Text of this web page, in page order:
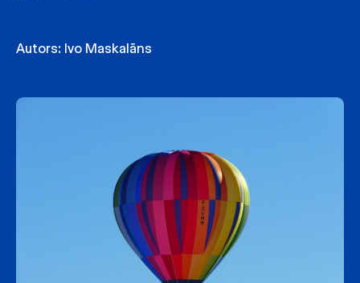
Autors: Ivo Maskalāns